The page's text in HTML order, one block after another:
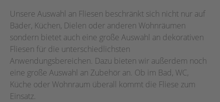
Unsere Auswahl an Fliesen beschränkt sich nicht nur auf
Bäder, Küchen, Dielen oder anderen Wohnräumen
sondern bietet auch eine große Auswahl an dekorativen
Fliesen für die unterschiedlichsten
Anwendungsbereichen. Dazu bieten wir außerdem noch
eine große Auswahl an Zubehör an. Ob im Bad, WC,
Küche oder Wohnraum überall kommt die Fliese zum
Einsatz.